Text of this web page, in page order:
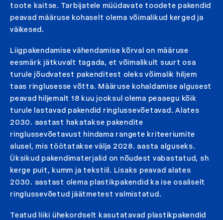
toote kaitse. Tarbijatele müüdavate toodete pakendid
peavad määruse kohaselt olema võimalikud kerged ja
väikesed.
Liigpakendamise vähendamise kõrval on määruse
eesmärk jätkuvalt tagada, et võimalikult suurt osa
turule jõudvatest pakenditest oleks võimalik hiljem
taas ringlusesse võtta. Määruse kohaldamise algusest
peavad hiljemalt 18 kuu jooksul olema peaaegu kõik
turule lastavad pakendid ringlussevõetavad. Alates
2030. aastast hakatakse pakendite
ringlussevõetavust hindama rangete kriteeriumite
alusel, mis töötatakse välja 2028. aasta alguseks.
Üksikud pakendimaterjalid on nõudest vabastatud, sh
kerge puit, kumm ja tekstiil. Lisaks peavad alates
2030. aastast olema plastikpakendid ka ise osaliselt
ringlussevõetud jäätmetest valmistatud.
Teatud liiki ühekordselt kasutatavad plastikpakendid